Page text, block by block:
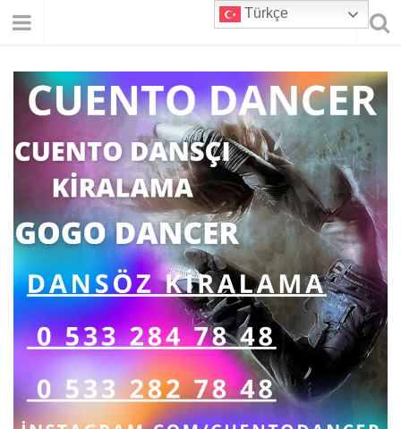
Türkçe